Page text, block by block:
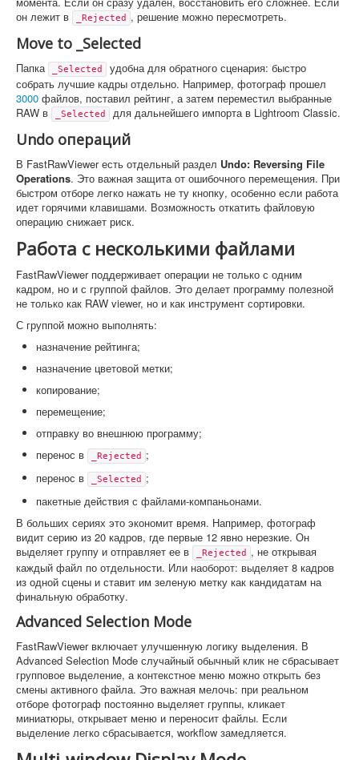
он лежит в
_Rejected , решение можно пересмотреть.
Move to _Selected
Папка _Selected
удобна для обратного сценария: быстро
собрать лучшие кадры отдельно. Например, фотограф прошел
3000 файлов, поставил рейтинг, а затем переместил выбранные
RAW в
_Selected для дальнейшего импорта в Lightroom Classic.
Undo операций
В FastRawViewer есть отдельный раздел Undo: Reversing File
Operations. Это важная защита от ошибочного перемещения. При
быстром отборе легко нажать не ту кнопку, особенно если работа
идет горячими клавишами. Возможность откатить файловую
операцию снижает риск.
Работа с несколькими файлами
FastRawViewer поддерживает операции не только с одним
кадром, но и с группой файлов. Это делает программу полезной
не только как RAW viewer, но и как инструмент сортировки.
С группой можно выполнять:
назначение рейтинга;
назначение цветовой метки;
копирование;
перемещение;
отправку во внешнюю программу;
перенос в
_Rejected
;
перенос в
_Selected
;
пакетные действия с файлами-компаньонами.
В больших сериях это экономит время. Например, фотограф
видит серию из 20 кадров, где первые 12 явно нерезкие. Он
выделяет группу и отправляет ее в
_Rejected
, не открывая
каждый файл по отдельности. Или наоборот: выделяет 8 кадров
из одной сцены и ставит им зеленую метку как кандидатам на
финальную обработку.
Advanced Selection Mode
FastRawViewer включает улучшенную логику выделения. В
Advanced Selection Mode случайный обычный клик не сбрасывает
групповое выделение, а контекстное меню можно открыть без
смены активного файла. Это важная мелочь: при реальном
отборе фотограф постоянно выделяет группы, кликает
миниатюры, открывает меню и переносит файлы. Если
выделение легко сбрасывается, workflow замедляется.